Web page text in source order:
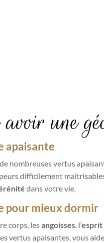
une
apaisante
nombreuses vertus
difficilement
dans votre vie.
pour mieux dormir
corps, lesangoisses, l’esprit
vertus apaisantes, vous